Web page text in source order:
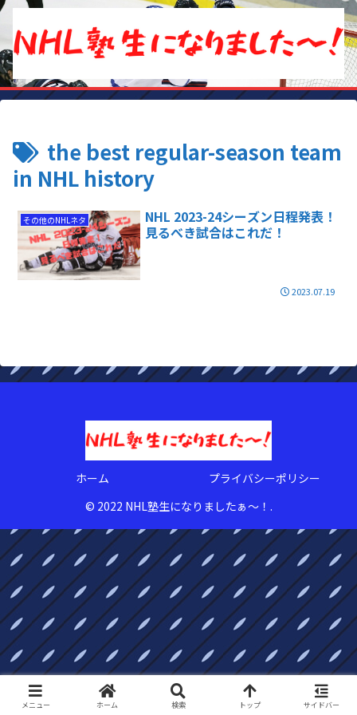
the best regular-season team
in NHL history
その他のNHLネタ
NHL 2023-24シーズン日程発表！
見るべき試合はこれだ！
2023.07.19
ホーム
プライバシーポリシー
© 2022 NHL塾生になりましたぁ〜！.
メニュー ホーム 検索 トップ サイドバー